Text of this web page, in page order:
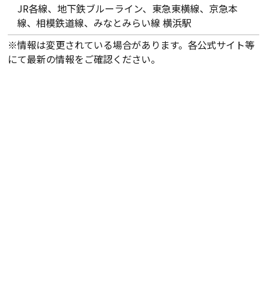
JR各線、地下鉄ブルーライン、東急東横線、京急本
線、相模鉄道線、みなとみらい線 横浜駅
※情報は変更されている場合があります。各公式サイト等
にて最新の情報をご確認ください。